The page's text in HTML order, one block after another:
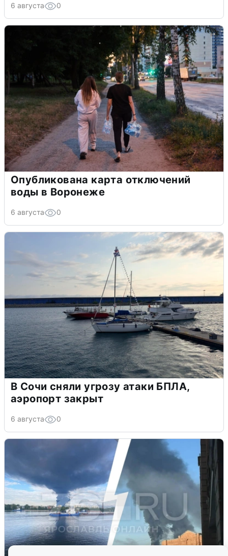
6 августа 0
Опубликована карта отключений
воды в Воронеже
6 августа 0
В Сочи сняли угрозу атаки БПЛА,
аэропорт закрыт
6 августа 0